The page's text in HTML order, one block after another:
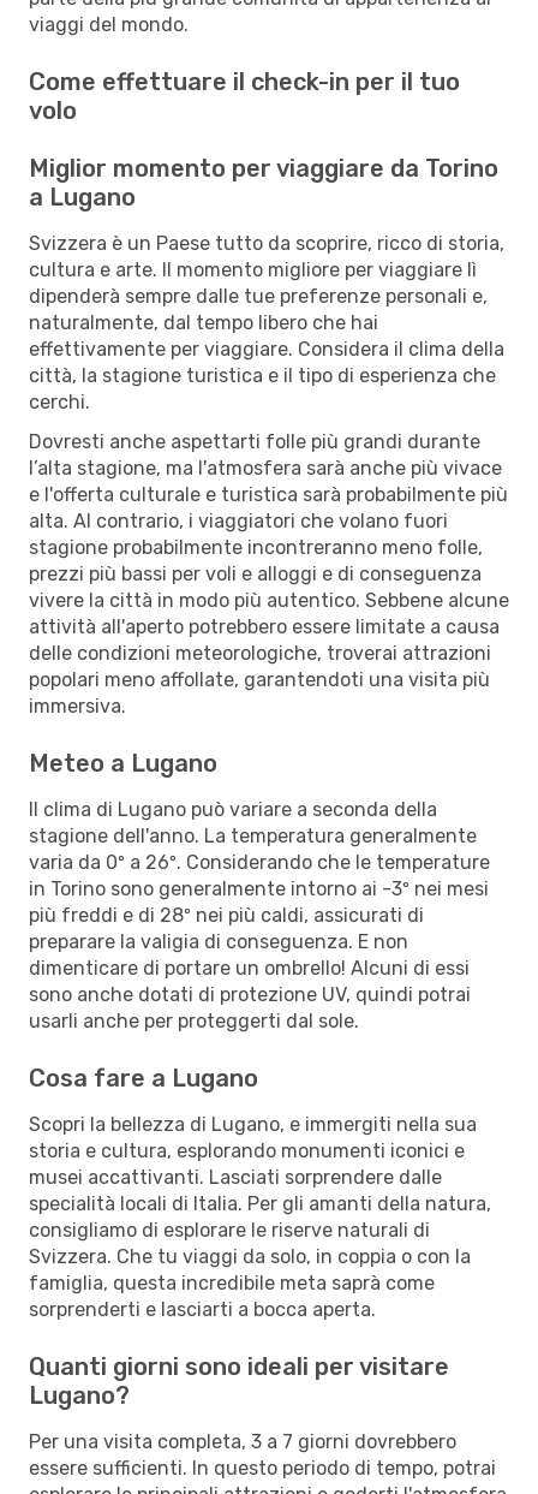
viaggi del mondo.
Come effettuare il check-in per il tuo
volo
Miglior momento per viaggiare da Torino
a Lugano
Svizzera è un Paese tutto da scoprire, ricco di storia,
cultura e arte. Il momento migliore per viaggiare lì
dipenderà sempre dalle tue preferenze personali e,
naturalmente, dal tempo libero che hai
effettivamente per viaggiare. Considera il clima della
città, la stagione turistica e il tipo di esperienza che
cerchi.
Dovresti anche aspettarti folle più grandi durante
l’alta stagione, ma l'atmosfera sarà anche più vivace
e l'offerta culturale e turistica sarà probabilmente più
alta. Al contrario, i viaggiatori che volano fuori
stagione probabilmente incontreranno meno folle,
prezzi più bassi per voli e alloggi e di conseguenza
vivere la città in modo più autentico. Sebbene alcune
attività all'aperto potrebbero essere limitate a causa
delle condizioni meteorologiche, troverai attrazioni
popolari meno affollate, garantendoti una visita più
immersiva.
Meteo a Lugano
Il clima di Lugano può variare a seconda della
stagione dell'anno. La temperatura generalmente
varia da 0º a 26º. Considerando che le temperature
in Torino sono generalmente intorno ai -3º nei mesi
più freddi e di 28º nei più caldi, assicurati di
preparare la valigia di conseguenza. E non
dimenticare di portare un ombrello! Alcuni di essi
sono anche dotati di protezione UV, quindi potrai
usarli anche per proteggerti dal sole.
Cosa fare a Lugano
Scopri la bellezza di Lugano, e immergiti nella sua
storia e cultura, esplorando monumenti iconici e
musei accattivanti. Lasciati sorprendere dalle
specialità locali di Italia. Per gli amanti della natura,
consigliamo di esplorare le riserve naturali di
Svizzera. Che tu viaggi da solo, in coppia o con la
famiglia, questa incredibile meta saprà come
sorprenderti e lasciarti a bocca aperta.
Quanti giorni sono ideali per visitare
Lugano?
Per una visita completa, 3 a 7 giorni dovrebbero
essere sufficienti. In questo periodo di tempo, potrai